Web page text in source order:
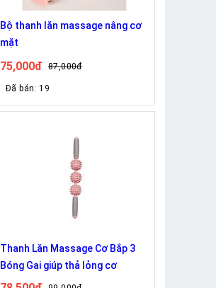
Bộ thanh lăn massage nâng cơ
mặt
75,000đ 87,000đ
Đã bán: 19
Thanh Lăn Massage Cơ Bắp 3
Bóng Gai giúp thả lỏng cơ